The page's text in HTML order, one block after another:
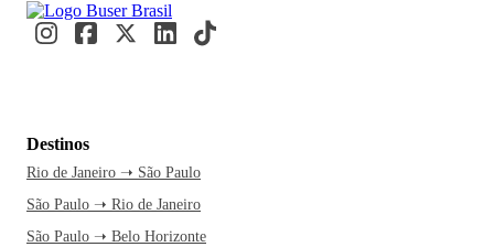
Destinos
Rio de Janeiro ➝ São Paulo
São Paulo ➝ Rio de Janeiro
São Paulo ➝ Belo Horizonte